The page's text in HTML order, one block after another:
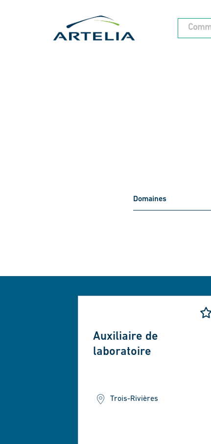
Domaines
Auxiliaire de
laboratoire
Trois-Rivières